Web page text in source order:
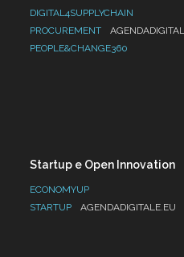
DIGITAL4SUPPLYCHAIN
PROCUREMENT
PEOPLE&CHANGE360
Startup e Open Innovation
ECONOMYUP
STARTUP
AGENDADIGITALE.EU